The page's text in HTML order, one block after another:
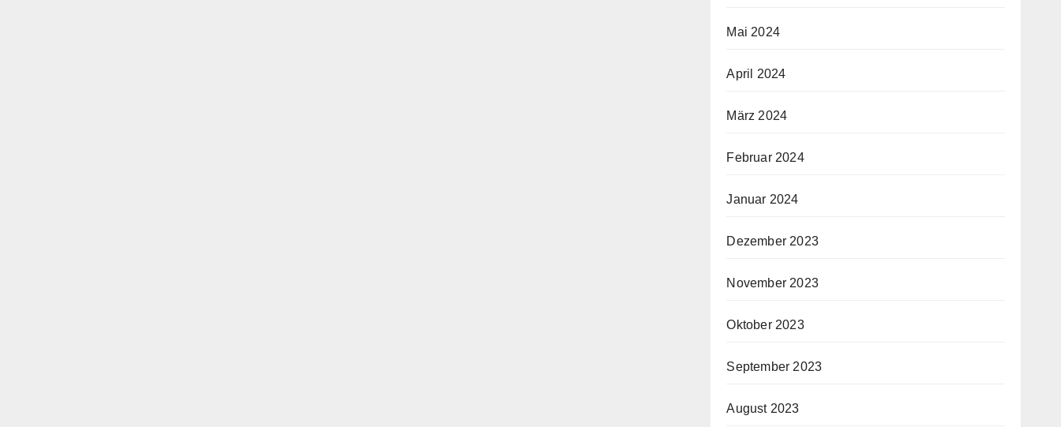
Mai 2024
April 2024
März 2024
Februar 2024
Januar 2024
Dezember 2023
November 2023
Oktober 2023
September 2023
August 2023